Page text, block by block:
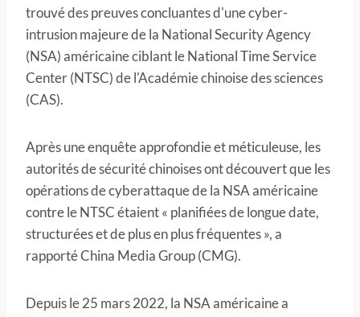
trouvé des preuves concluantes d'une cyber-
intrusion majeure de la National Security Agency
(NSA) américaine ciblant le National Time Service
Center (NTSC) de l'Académie chinoise des sciences
(CAS).
Après une enquête approfondie et méticuleuse, les
autorités de sécurité chinoises ont découvert que les
opérations de cyberattaque de la NSA américaine
contre le NTSC étaient « planifiées de longue date,
structurées et de plus en plus fréquentes », a
rapporté China Media Group (CMG).
Depuis le 25 mars 2022, la NSA américaine a